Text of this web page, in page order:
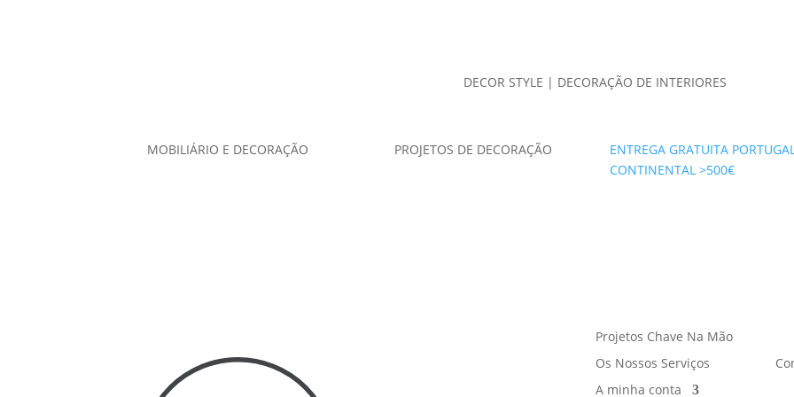
DECOR STYLE | DECORAÇÃO DE INTERIORES
MOBILIÁRIO E DECORAÇÃO PROJETOS DE DECORAÇÃO
ENTREGA GRATUITA
CONTINENTAL >500€
Projetos Chave Na Mão
Os Nossos Serviços
A minha conta